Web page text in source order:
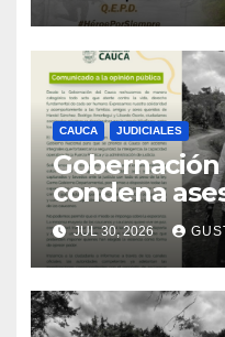
CAUCA JUDICIALES
Gobernación
condena
ciudadanos y exige medidas
urgentes al
Nacional
JUL 30, 2026